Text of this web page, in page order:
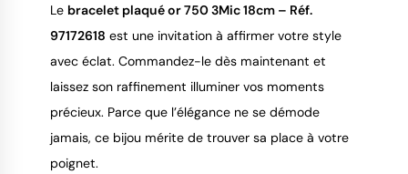
Le bracelet plaqué or 750 3Mic 18cm – Réf.
97172618 est une invitation à affirmer votre style
avec éclat. Commandez-le dès maintenant et
laissez son raffinement illuminer vos moments
précieux. Parce que l’élégance ne se démode
jamais, ce bijou mérite de trouver sa place à votre
poignet.